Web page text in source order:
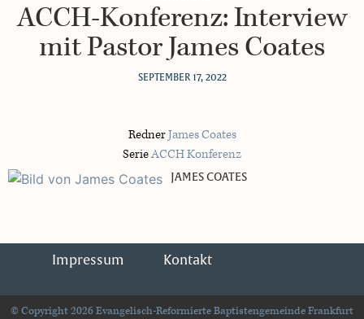
ACCH-Konferenz: Interview
mit Pastor James Coates
SEPTEMBER 17, 2022
RednerJames Coates
SerieACCH Konferenz
JAMES COATES
Impressum Kontakt
© Copyright 2026 Evangelisch-Reformierte Baptistengemeinde Frankfurt